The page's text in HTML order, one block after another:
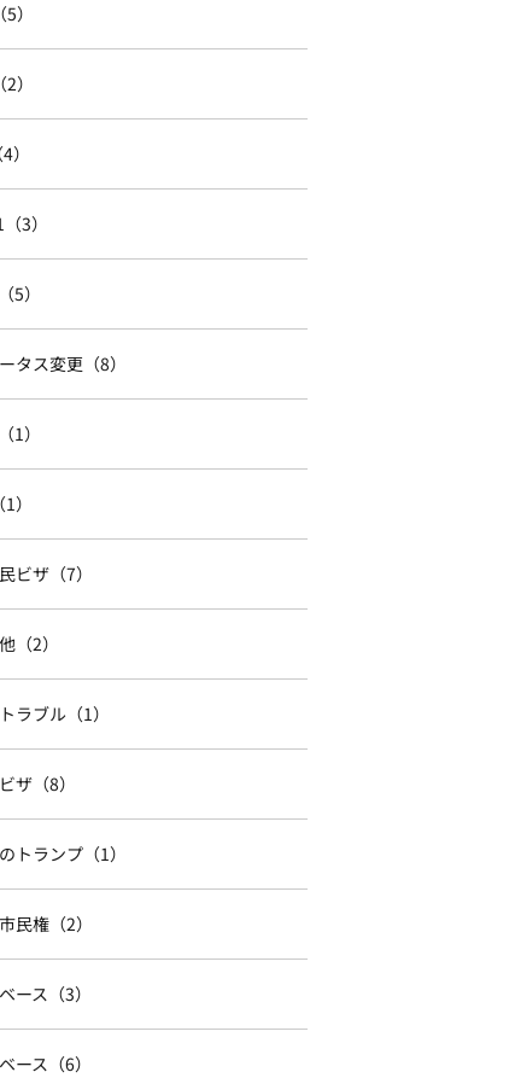
）
）
）
3）
5）
タス変更（8）
1）
）
ビザ（7）
（2）
ラブル（1）
ザ（8）
トランプ（1）
民権（2）
ース（3）
ース（6）